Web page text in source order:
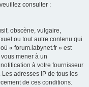
consulter :
obscène, vulgaire,
ou tout autre contenu qui
« forum.labynet.fr » est
mener à un
à votre fournisseur
adresses IP de tous les
de ces conditions.